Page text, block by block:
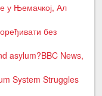
у Њемачкој, Ал
без
asylum?BBC News,
System Struggles